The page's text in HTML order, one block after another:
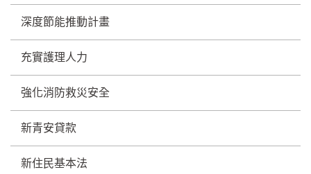
深度節能推動計畫
充實護理人力
強化消防救災安全
新青安貸款
新住民基本法